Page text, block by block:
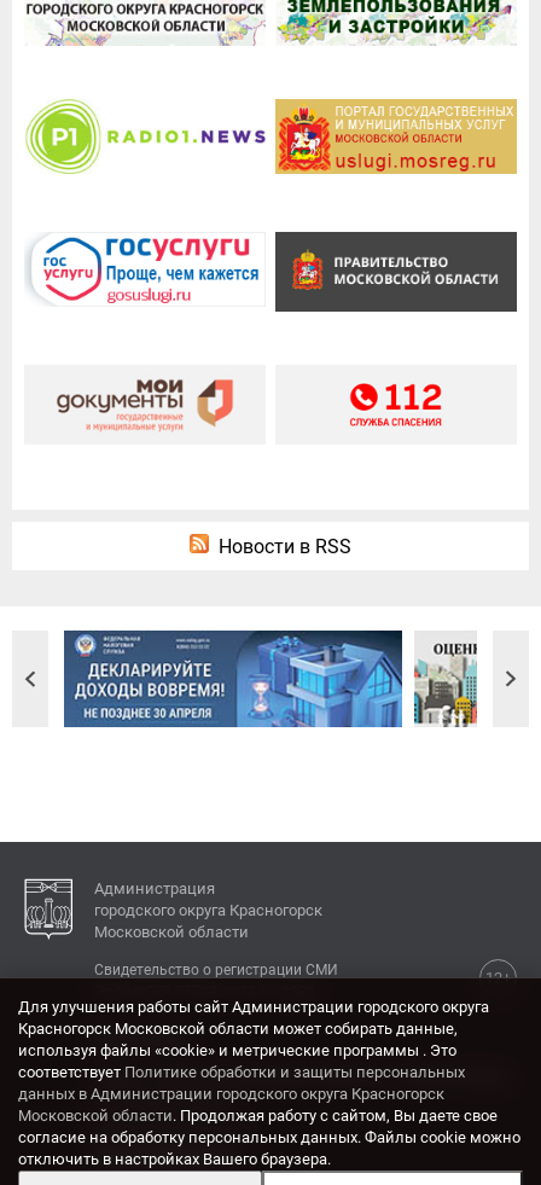
Новости в RSS
Администрация
городского округа Красногорск
Московской области
12+
Свидетельство о регистрации СМИ
КОНТАКТЫ
Адрес: 143404, Московская область, г. Красногорск,
ул. Ленина, дом 4.
Электронная почта:
krasrn@mosreg.ru
Для улучшения работы сайт Администрации городского округа
Красногорск Московской области может собирать данные,
используя файлы «cookie» и метрические программы . Это
соответствует Политике обработки и защиты персональных
данных в Администрации городского округа Красногорск
Московской области. Продолжая работу с сайтом, Вы даете свое
согласие на обработку персональных данных. Файлы cookie можно
отключить в настройках Вашего браузера.